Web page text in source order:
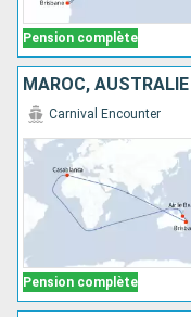
Pension complète
MAROC, AUSTRALIE
Pension complète
Carnival Encounter